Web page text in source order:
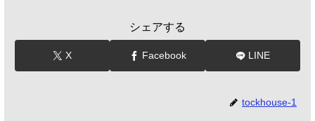
シェアする
X Facebook LINE
tockhouse-1